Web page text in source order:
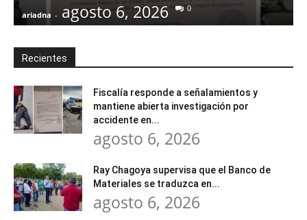
ariadna - agosto 6, 2026 0
Recientes
Fiscalía responde a señalamientos y
mantiene abierta investigación por
accidente en...
agosto 6, 2026
Ray Chagoya supervisa que el Banco de
Materiales se traduzca en...
agosto 6, 2026